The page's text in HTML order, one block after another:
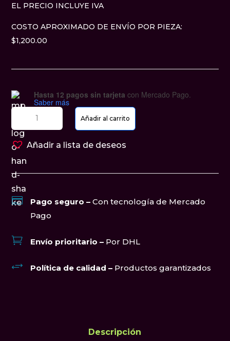
EL PRECIO INCLUYE IVA
COSTO APROXIMADO DE ENVÍO POR PIEZA:
$1,200.00
Hasta 12 pagos sin tarjeta con Mercado Pago.
Saber más
Mano
-
Añadir al carrito
Añadir a lista de deseos
 Pago seguro –Con tecnología de Mercado
Pago
 Envío prioritario – Por DHL
+ Política de calidad – Productos garantizados
Descripción